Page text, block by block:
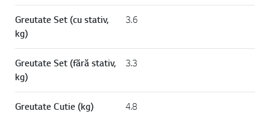
Greutate Set (cu stativ,
kg)
3.6
Greutate Set (fără stativ,
kg)
3.3
Greutate Cutie (kg) 4.8